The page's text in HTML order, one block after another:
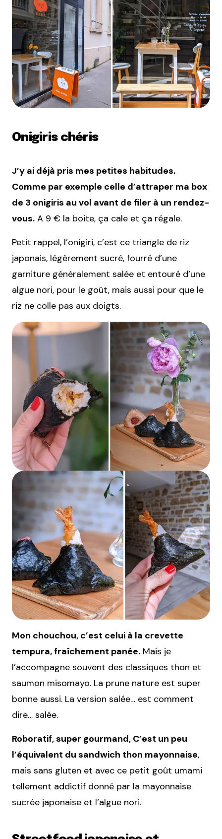
Onigiris chéris
J’y ai déjà pris mes petites habitudes.
Comme par exemple celle d’attraper ma box
de 3 onigiris au vol avant de filer à un rendez-
vous. A 9 € la boite, ça cale et ça régale.
Petit rappel, l’onigiri, c’est ce triangle de riz
japonais, légèrement sucré, fourré d’une
garniture généralement salée et entouré d’une
algue nori, pour le goût, mais aussi pour que le
riz ne colle pas aux doigts.
Mon chouchou, c’est celui à la crevette
tempura, fraîchement panée. Mais je
l’accompagne souvent des classiques thon et
saumon misomayo. La prune nature est super
bonne aussi. La version salée… est comment
dire… salée.
Roboratif, super gourmand, C’est un peu
l’équivalent du sandwich thon mayonnaise,
mais sans gluten et avec ce petit goût umami
tellement addictif donné par la mayonnaise
sucrée japonaise et l’algue nori.